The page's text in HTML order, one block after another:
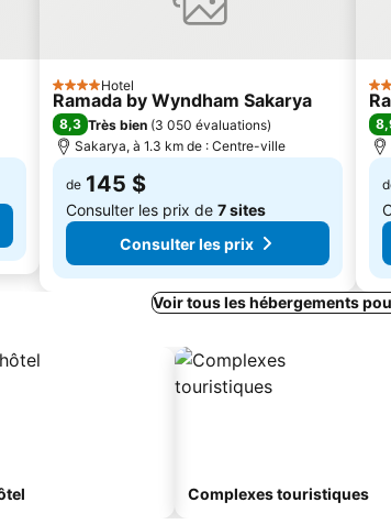
4 ÉtoilesHotel
Ramada by Wyndham Sakarya
8,3 Très bien (3 050 évaluations)
Sakarya, à 1.3 km de : Centre-ville
de 145 $
Consulter les prix de 7 sites
Consulter les prix
4
Voir tous les hébergements
Complexes touristiques